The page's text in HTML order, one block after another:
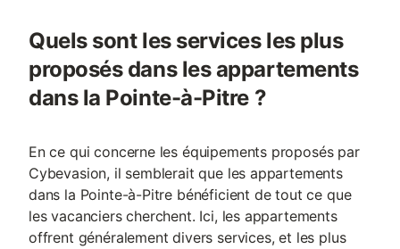
Quels sont les services les plus
proposés dans les appartements
dans la Pointe-à-Pitre ?
En ce qui concerne les équipements proposés par
Cybevasion, il semblerait que les appartements
dans la Pointe-à-Pitre bénéficient de tout ce que
les vacanciers cherchent. Ici, les appartements
offrent généralement divers services, et les plus